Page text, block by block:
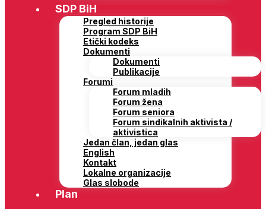
SDP BiH
Pregled historije
Program SDP BiH
Etički kodeks
Dokumenti
Dokumenti
Publikacije
Forumi
Forum mladih
Forum žena
Forum seniora
Forum sindikalnih aktivista /
aktivistica
Jedan član, jedan glas
English
Kontakt
Lokalne organizacije
Glas slobode
Plan